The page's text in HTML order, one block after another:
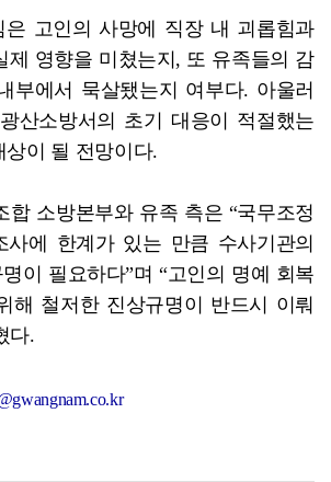
은 고인의 사망에 직장 내 괴롭힘과
제 영향을 미쳤는지, 또 유족들의 감
부에서 묵살됐는지 여부다. 아울러
산소방서의 초기 대응이 적절했는
상이 될 전망이다.
합 소방본부와 유족 측은 “국무조정
사에 한계가 있는 만큼 수사기관의
이 필요하다”며 “고인의 명예 회복
해 철저한 진상규명이 반드시 이뤄
다.